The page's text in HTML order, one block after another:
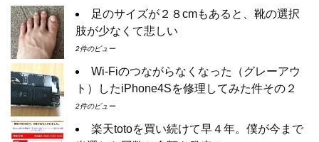
足のサイズが２８cmもあると、靴の選択
肢が少なくて悲しい
2件のビュー
Wi-Fiのつながらなくなった（グレーアウ
ト）したiPhone4Sを修理してみた件その２
2件のビュー
楽天totoを買い続けて早４年。僕が今まで